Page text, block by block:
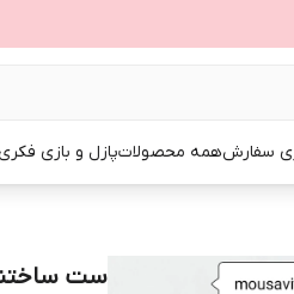
سفارشهمه محصولاتپازل و بازی فکری